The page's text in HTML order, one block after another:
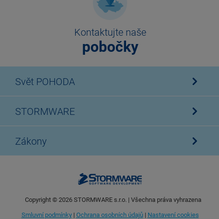
Kontaktujte naše
pobočky
Svět POHODA
STORMWARE
Zákony
Copyright © 2026STORMWARE s.r.o. | Všechna práva vyhrazena
Smluvní podmínky| Ochrana osobních údajů| Nastavení cookies